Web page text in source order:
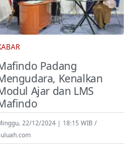
Padang
Kenalkan
Ajar dan LMS
22/12/2024 | 18:15 WIB